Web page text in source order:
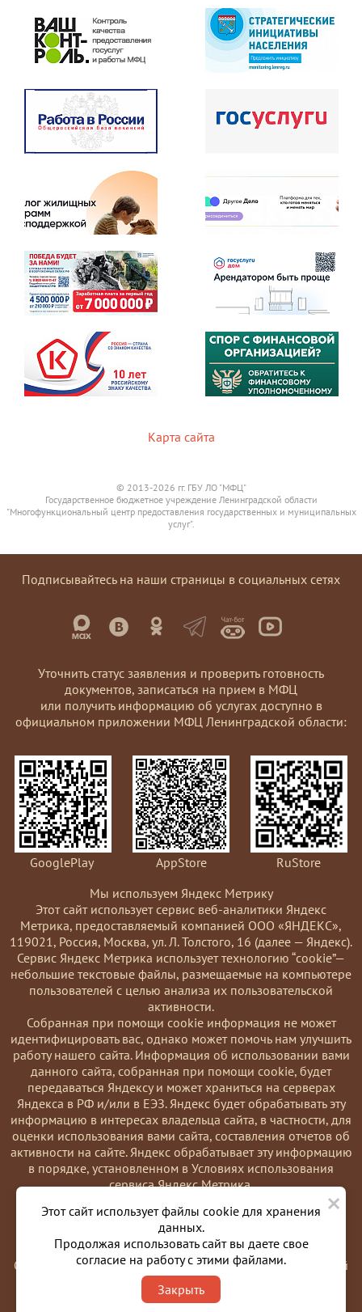
×
Этот сайт использует файлы cookie для хранения
данных.
Продолжая использовать сайт вы даете свое
согласие на работу с этими файлами.
Закрыть
Карта сайта
© 2013-2026 гг. ГБУ ЛО "МФЦ"
Государственное бюджетное учреждение Ленинградской области
"Многофункциональный центр предоставления государственных и муниципальных
услуг".
Подписывайтесь на наши страницы в социальных сетях
Уточнить статус заявления и проверить готовность
документов, записаться на прием в МФЦ
или получить информацию об услугах доступно в
официальном приложении МФЦ Ленинградской области:
GooglePlay AppStore
RuStore
Мы используем Яндекс Метрику
Этот сайт использует сервис веб-аналитики Яндекс
Метрика, предоставляемый компанией ООО «ЯНДЕКС»,
119021, Россия, Москва, ул. Л. Толстого, 16 (далее — Яндекс).
Сервис Яндекс Метрика использует технологию “cookie”—
небольшие текстовые файлы, размещаемые на компьютере
пользователей с целью анализа их пользовательской
активности.
Coбранная при помощи cookie информация не может
идентифицировать вас, однако может помочь нам улучшить
работу нашего сайта. Информация об использовании вами
данного сайта, собранная при помощи cookie, будет
передаваться Яндексу и может храниться на серверах
Яндекса в РФ и/или в ЕЭЗ. Яндекс будет обрабатывать эту
информацию в интересах владельца сайта, в частности, для
оценки использования вами сайта, составления отчетов об
активности на сайте. Яндекс обрабатывает эту информацию
в порядке, установленном в Условиях использования
сервиса Яндекс Метрика.
Вы можете отказаться от использования cookies, выбрав
соответствующие настройки в браузере. Также вы можете
использовать инструмент —
https://yandex.ru/support/metrika/general/opt-out.html
Однако это может повлиять на работу некоторых функций
сайта. Используя этот сайт, вы соглашаетесь на обработку
данных о вас в порядке и целях, указанных выше.